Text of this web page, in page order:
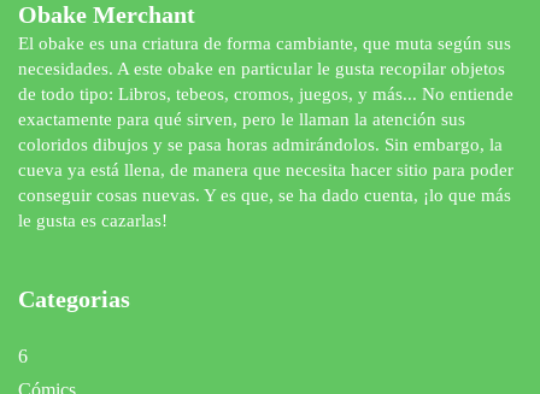
Obake Merchant
El obake es una criatura de forma cambiante, que muta según sus
necesidades. A este obake en particular le gusta recopilar objetos
de todo tipo: Libros, tebeos, cromos, juegos, y más... No entiende
exactamente para qué sirven, pero le llaman la atención sus
coloridos dibujos y se pasa horas admirándolos. Sin embargo, la
cueva ya está llena, de manera que necesita hacer sitio para poder
conseguir cosas nuevas. Y es que, se ha dado cuenta, ¡lo que más
le gusta es cazarlas!
Categorias
6
Cómics